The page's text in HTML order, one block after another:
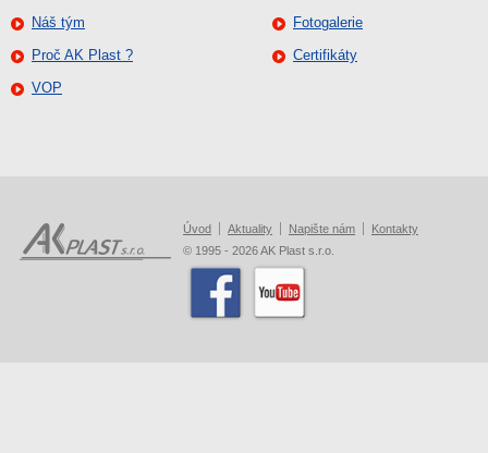
Náš tým
Proč AK Plast ?
VOP
Fotogalerie
Certifikáty
Úvod Aktuality Napište nám
Kontakty
© 1995 - 2026 AK Plast s.r.o.